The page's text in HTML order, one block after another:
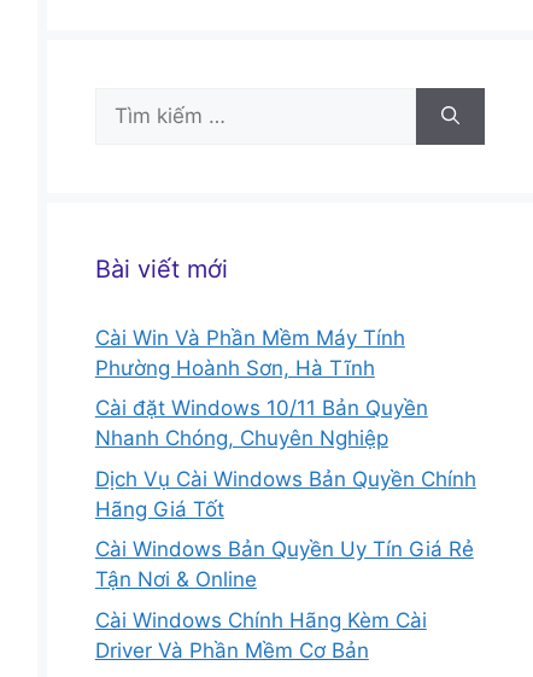
Tìm
kiếm
Bài viết mới
Cài Win Và Phần Mềm Máy Tính
Phường Hoành Sơn, Hà Tĩnh
Cài đặt Windows 10/11 Bản Quyền
Nhanh Chóng, Chuyên Nghiệp
Dịch Vụ Cài Windows Bản Quyền Chính
Hãng Giá Tốt
Cài Windows Bản Quyền Uy Tín Giá Rẻ
Tận Nơi & Online
Cài Windows Chính Hãng Kèm Cài
Driver Và Phần Mềm Cơ Bản